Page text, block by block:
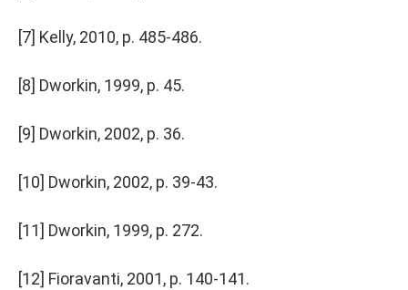
[7] Kelly, 2010, p. 485-486.
[8] Dworkin, 1999, p. 45.
[9] Dworkin, 2002, p. 36.
[10] Dworkin, 2002, p. 39-43.
[11] Dworkin, 1999, p. 272.
[12] Fioravanti, 2001, p. 140-141.